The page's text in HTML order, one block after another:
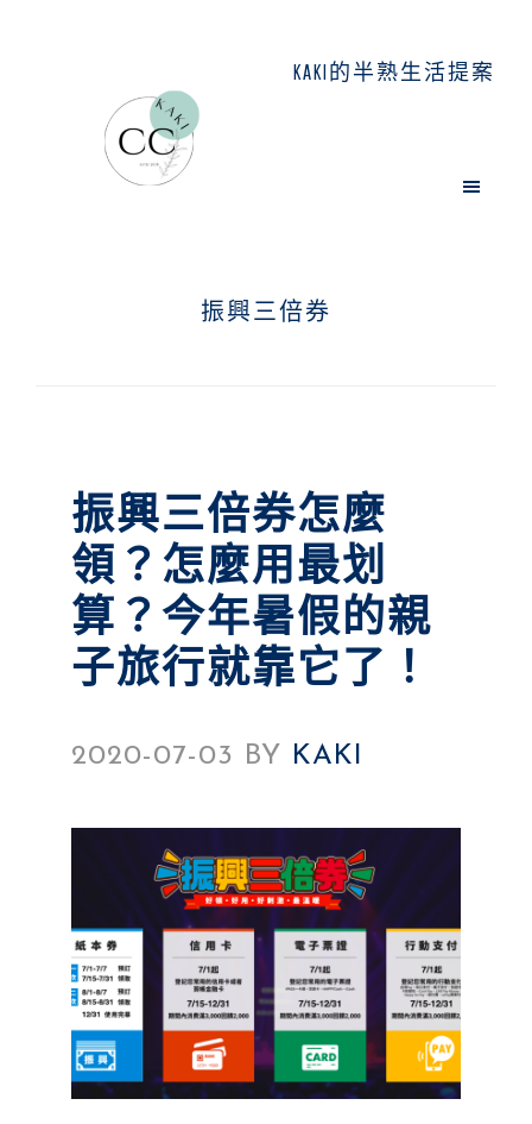
KAKI的半熟生活提案
振興三倍券
振興三倍券怎麼
領？怎麼用最划
算？今年暑假的親
子旅行就靠它了！
2020-07-03 BY KAKI